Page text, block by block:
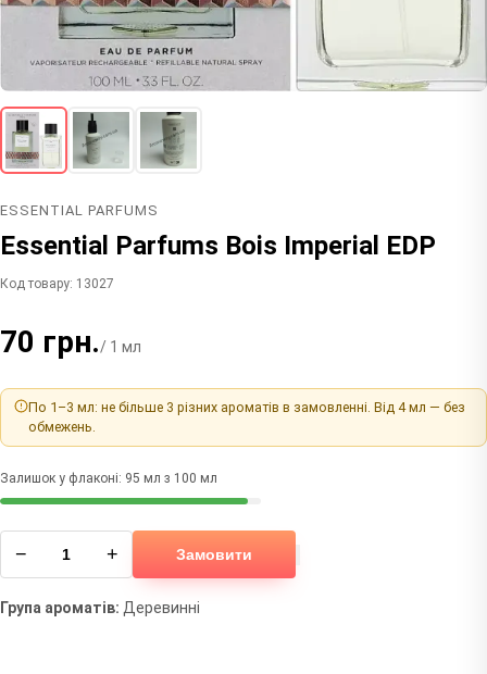
ESSENTIAL PARFUMS
Essential Parfums Bois Imperial EDP
Код товару: 13027
70 грн./ 1 мл
По 1–3 мл: не більше 3 різних ароматів в замовленні. Від 4 мл — без
обмежень.
Залишок у флаконі: 95 мл з 100 мл
− + Замовити
Група ароматів: Деревинні